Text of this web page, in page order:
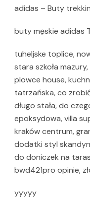
adidas – Buty
buty męskie adidas
tuheljske toplice,
stara szkoła
plowce house,
tatrzańska, co
długo stała, do
epoksydowa, villa
kraków centrum,
dodatki styl
do doniczek na
bwd421pro opinie,
yyyyy